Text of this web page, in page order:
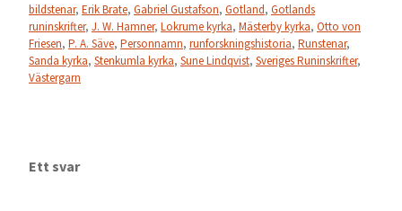
bildstenar, Erik Brate, Gabriel Gustafson, Gotland, Gotlands
runinskrifter, J. W. Hamner, Lokrume kyrka, Mästerby kyrka, Otto von
Friesen, P. A. Säve, Personnamn, runforskningshistoria, Runstenar,
Sanda kyrka, Stenkumla kyrka, Sune Lindqvist, Sveriges Runinskrifter,
Västergarn
Ett svar